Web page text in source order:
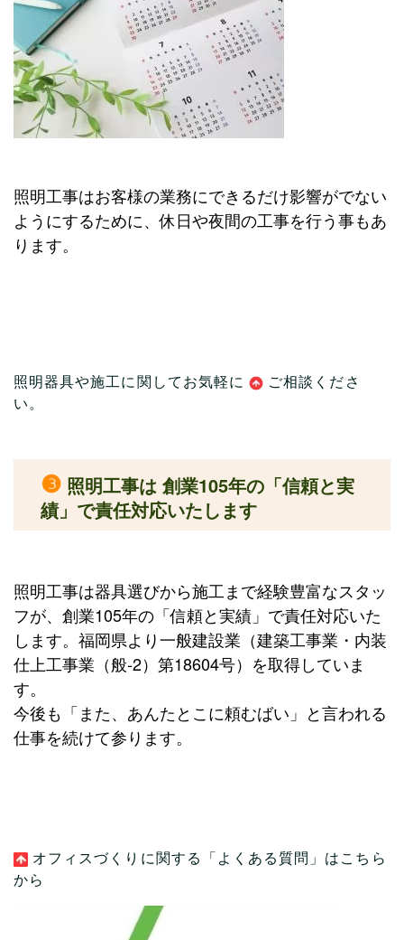
照明工事はお客様の業務にできるだけ影響がでない
ようにするために、休日や夜間の工事を行う事もあ
ります。
照明器具や施工に関してお気軽に ご相談 くださ
い。
❸ 照明工事は 創業105年の「信頼と実
績」で責任対応いたします
照明工事は器具選びから施工まで経験豊富なスタッ
フが、創業105年の「信頼と実績」で責任対応いた
します。福岡県より一般建設業（建築工事業・内装
仕上工事業（般-2）第18604号）を取得していま
す。
今後も「また、あんたとこに頼むばい」と言われる
仕事を続けて参ります。
オフィスづくりに関する「よくある質問」 はこちら
から